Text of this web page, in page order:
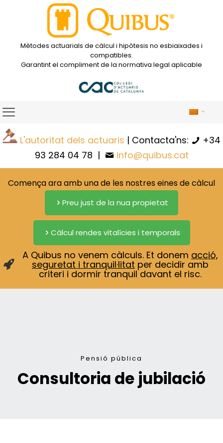
Mètodes actuarials de càlcul i hipòtesis no esbiaixades i
compatibles.
Garantint el compliment de la normativa legal aplicable
L'autoritat dels actuaris | Contacta'ns:
+34
93 284 04 78 | info@quibus.cat
A Quibus no venem càlculs. Et donem acció,
seguretat i tranquil·litat per decidir amb
criteri i dormir tranquil davant el risc.
Comença ara amb una de les nostres eines de càlcul
Preu just de la nua propietat
Càlcul rendes vitalícies i temporals
Pensió pública
Consultoria de jubilació